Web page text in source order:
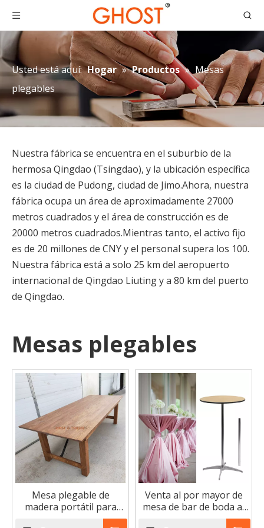
Usted está aquí: Hogar » Productos » Mesas
plegables
Nuestra fábrica se encuentra en el suburbio de la
hermosa Qingdao (Tsingdao), y la ubicación específica
es la ciudad de Pudong, ciudad de Jimo.Ahora, nuestra
fábrica ocupa un área de aproximadamente 27000
metros cuadrados y el área de construcción es de
20000 metros cuadrados.Mientras tanto, el activo fijo
es de 20 millones de CNY y el personal supera los 100.
Nuestra fábrica está a solo 25 km del aeropuerto
internacional de Qingdao Liuting y a 80 km del puerto
de Qingdao.
Mesas plegables
Mesa plegable de
madera portátil para
boda, mesas plegables
Venta al por mayor de
mesa de bar de boda al
aire libre, mostradores